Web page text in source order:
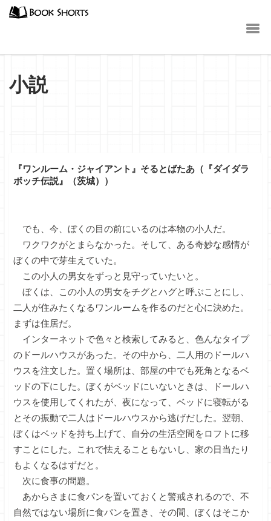
小説
『ワンルーム・ジャイアント』そるとばたあ（『ダイダラ
ボッチ伝説』（茨城））
でも、今、ぼくの目の前にいるのは本物の小人だ。
ワクワクがとまらなかった。そして、ある奇妙な感情が
ぼくの中で芽生えていた。
この小人の男女をずっと見守っていたいと。
ぼくは、この小人の男女をチグとハグと呼ぶことにし、
二人が住みたくなるワンルームを作るのだと心に決めた。
まずは住居だ。
インターネットで色々と検索してみると、色んなタイプ
のドールハウスがあった。その中から、二人用のドールハ
ウスを注文した。置く場所は、部屋の中でも死角となるベ
ッドの下にした。ぼくがベッドにいないときは、ドールハ
ウスを使用してくれたが、夜になって、ベッドに寝転がる
とその振動で二人はドールハウスから逃げだした。翌朝、
ぼくはベッドを持ち上げて、自分の生活空間をロフトに移
すことにした。これで怯えることもないし、家の日当たり
もよくなるはずだと。
次に食事の問題。
あからさまに食パンを置いておくと警戒されるので、不
自然ではない場所に食パンを置き、その間、ぼくはそこか